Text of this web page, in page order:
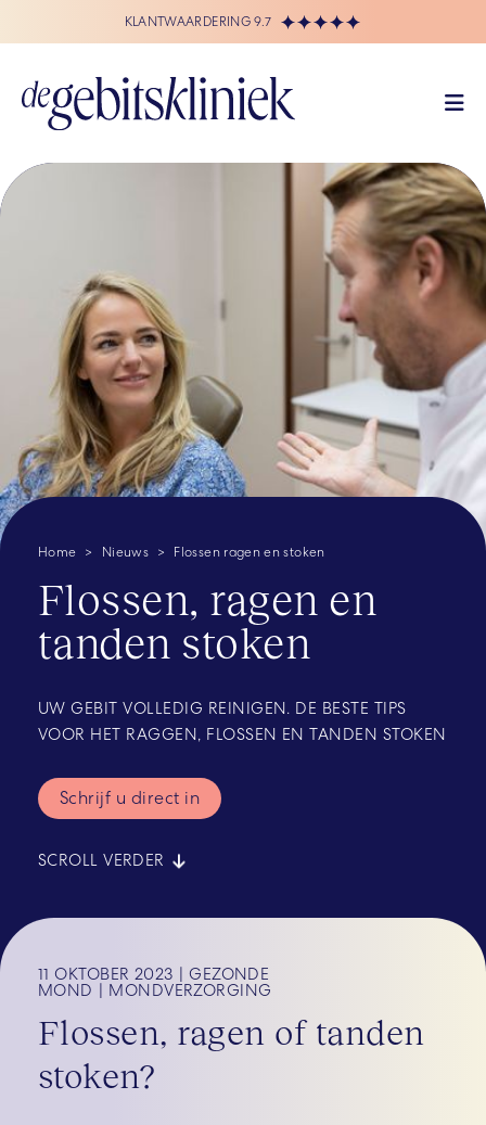
KLANTWAARDERING 9.7
Home Nieuws Flossen ragen en stoken
Flossen, ragen en
tanden stoken
UW GEBIT VOLLEDIG REINIGEN. DE BESTE TIPS
VOOR HET RAGGEN, FLOSSEN EN TANDEN STOKEN
Schrijf u direct in
SCROLL VERDER
11 OKTOBER 2023 GEZONDE
MOND MONDVERZORGING
Flossen, ragen of tanden
stoken?